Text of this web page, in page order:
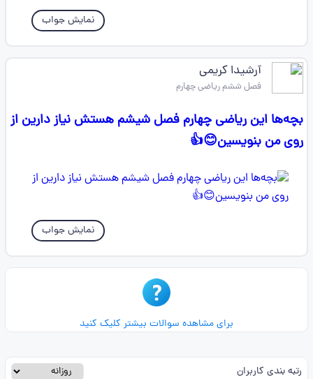
نمایش جواب
آرشیدا کریمی
فصل ششم ریاضی چهارم
بچه‌ها این ریاضی چهارم فصل شیشم هستش نیاز دارین از
روی من بنویسین😊👍
نمایش جواب
برای مشاهده سوالات بیشتر کلیک کنید
رتبه بندی کاربران